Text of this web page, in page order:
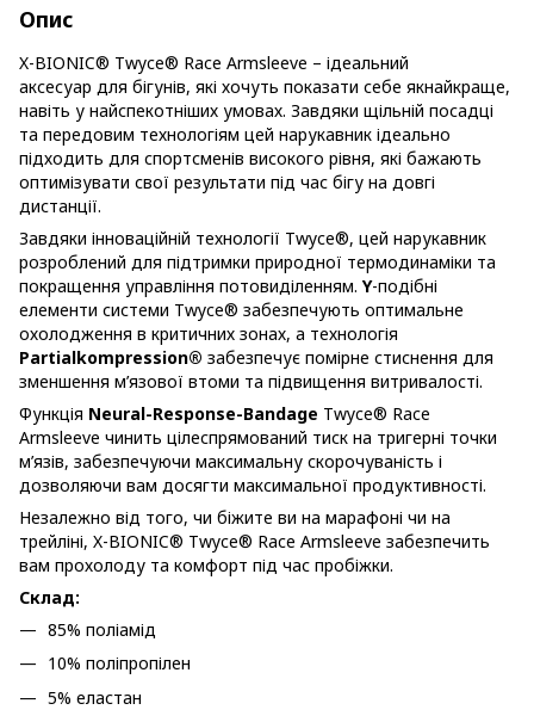
Опис
X-BIONIC® Twyce® Race Armsleeve – ідеальний
аксесуар для бігунів, які хочуть показати себе якнайкраще,
навіть у найспекотніших умовах. Завдяки щільній посадці
та передовим технологіям цей нарукавник ідеально
підходить для спортсменів високого рівня, які бажають
оптимізувати свої результати під час бігу на довгі
дистанції.
Завдяки інноваційній технології Twyce®, цей нарукавник
розроблений для підтримки природної термодинаміки та
покращення управління потовиділенням. Y-подібні
елементи системи Twyce® забезпечують оптимальне
охолодження в критичних зонах, а технологія
Partialkompression® забезпечує помірне стиснення для
зменшення м’язової втоми та підвищення витривалості.
Функція Neural-Response-Bandage Twyce® Race
Armsleeve чинить цілеспрямований тиск на тригерні точки
м’язів, забезпечуючи максимальну скорочуваність і
дозволяючи вам досягти максимальної продуктивності.
Незалежно від того, чи біжите ви на марафоні чи на
трейліні, X-BIONIC® Twyce® Race Armsleeve забезпечить
вам прохолоду та комфорт під час пробіжки.
Склад:
85% поліамід
10% поліпропілен
5% еластан